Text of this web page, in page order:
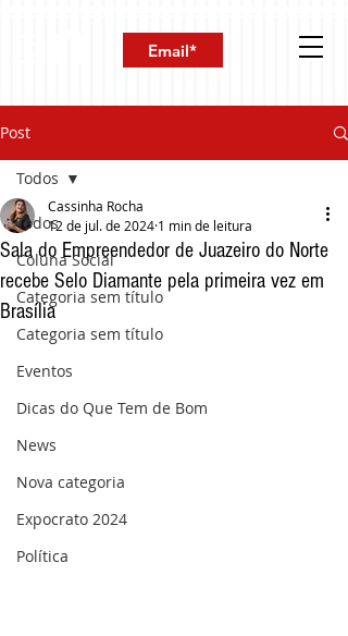
Post
Todos
Coluna Social
Categoria sem título
Categoria sem título
Eventos
Dicas do Que Tem de Bom
News
Nova categoria
Expocrato 2024
Política
Todos
Sala do Empreendedor de Juazeiro do Norte
recebe Selo Diamante pela primeira vez em
Brasília
Cassinha Rocha
12 de jul. de 2024 1 min de leitura